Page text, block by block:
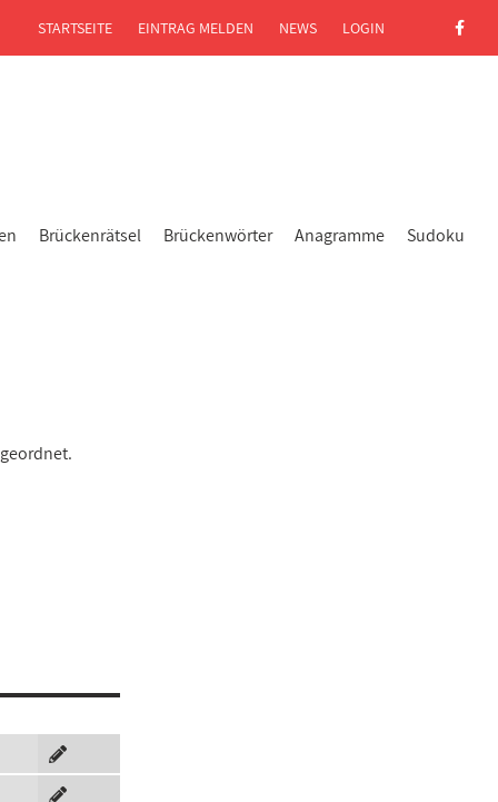
Brückenrätsel Brückenwörter Anagramme Sudoku
STARTSEITE EINTRAG MELDEN NEWS LOGIN